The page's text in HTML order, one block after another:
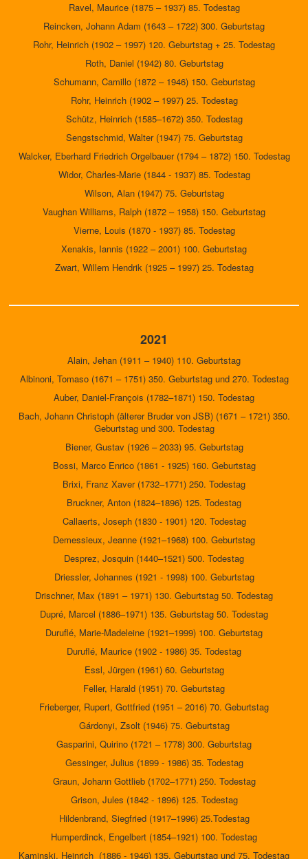
Ravel, Maurice (1875 – 1937) 85. Todestag
Reincken, Johann Adam (1643 – 1722) 300. Geburtstag
Rohr, Heinrich (1902 – 1997) 120. Geburtstag + 25. Todestag
Roth, Daniel (1942) 80. Geburtstag
Schumann, Camillo (1872 – 1946) 150. Geburtstag
Rohr, Heinrich (1902 – 1997) 25. Todestag
Schütz, Heinrich (1585–1672) 350. Todestag
Sengstschmid, Walter (1947) 75. Geburtstag
Walcker, Eberhard Friedrich Orgelbauer (1794 – 1872) 150. Todestag
Widor, Charles-Marie (1844 - 1937) 85. Todestag
Wilson, Alan (1947) 75. Geburtstag
Vaughan Williams, Ralph (1872 – 1958) 150. Geburtstag
Vierne, Louis (1870 - 1937) 85. Todestag
Xenakis, Iannis (1922 – 2001) 100. Geburtstag
Zwart, Willem Hendrik (1925 – 1997) 25. Todestag
2021
Alain, Jehan (1911 – 1940) 110. Geburtstag
Albinoni, Tomaso (1671 – 1751) 350. Geburtstag und 270. Todestag
Auber, Daniel-François (1782–1871) 150. Todestag
Bach, Johann Christoph (älterer Bruder von JSB) (1671 – 1721) 350.
Geburtstag und 300. Todestag
Biener, Gustav (1926 – 2033) 95. Geburtstag
Bossi, Marco Enrico (1861 - 1925) 160. Geburtstag
Brixi, Franz Xaver (1732–1771) 250. Todestag
Bruckner, Anton (1824–1896) 125. Todestag
Callaerts, Joseph (1830 - 1901) 120. Todestag
Demessieux, Jeanne (1921–1968) 100. Geburtstag
Desprez, Josquin (1440–1521) 500. Todestag
Driessler, Johannes (1921 - 1998) 100. Geburtstag
Drischner, Max (1891 – 1971) 130. Geburtstag 50. Todestag
Dupré, Marcel (1886–1971) 135. Geburtstag 50. Todestag
Duruflé, Marie-Madeleine (1921–1999) 100. Geburtstag
Duruflé, Maurice (1902 - 1986) 35. Todestag
Essl, Jürgen (1961) 60. Geburtstag
Feller, Harald (1951) 70. Geburtstag
Frieberger, Rupert, Gottfried (1951 – 2016) 70. Geburtstag
Gárdonyi, Zsolt (1946) 75. Geburtstag
Gasparini, Quirino (1721 – 1778) 300. Geburtstag
Gessinger, Julius (1899 - 1986) 35. Todestag
Graun, Johann Gottlieb (1702–1771) 250. Todestag
Grison, Jules (1842 - 1896) 125. Todestag
Hildenbrand, Siegfried (1917–1996) 25.Todestag
Humperdinck, Engelbert (1854–1921) 100. Todestag
Kaminski, Heinrich (1886 - 1946) 135. Geburtstag und 75. Todestag